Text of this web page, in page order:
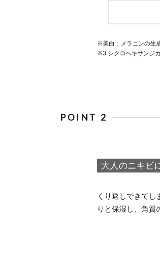
※美白：メラニンの生
※3 シクロヘキサンジ
POINT 2
大人のニキビ
くり返しできて
りと保湿し、角質